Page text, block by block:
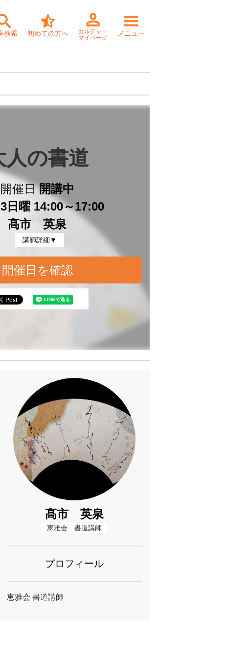
検索 初めての方へ
カルチャー
マイページ
メニュー
人の書道
開催日開講中
日曜 14:00～17:00
髙市 英泉
講師詳細▼
開催日を確認
髙市 英泉
恵雅会　書道講師
プロフィール
恵雅会 書道講師